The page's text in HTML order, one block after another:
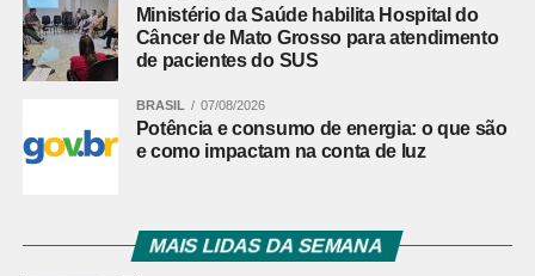
Ministério da Saúde habilita Hospital do
Câncer de Mato Grosso para atendimento
de pacientes do SUS
BRASIL 07/08/2026
Potência e consumo de energia: o que são
e como impactam na conta de luz
MAIS LIDAS DA SEMANA